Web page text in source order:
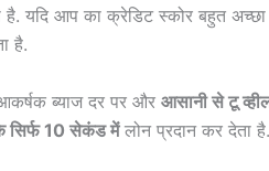
है. यदि आप का क्रेडिट स्कोर बहुत
है.
ब्याज दर पर और आसानी से टू
सिर्फ 10 सेकंड मेंलोन प्रदान कर देता